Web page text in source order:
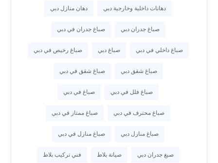
دهانات داخلية وخارجية دبي دهان منازل دبي
صباغ جدران دبي صباغ جدران في دبي
صباغ داخلي في دبي صباغ دبي صباغ رخيص في دبي
صباغ شقق دبي صباغ شقق في دبي
صباغ فلل في دبي صباغ في دبي
صباغ محترف في دبي صباغ ممتاز في دبي
صباغ منازل دبي صباغ منازل في دبي
صبغ جدران دبي صيانة بلاط فني تركيب بلاط